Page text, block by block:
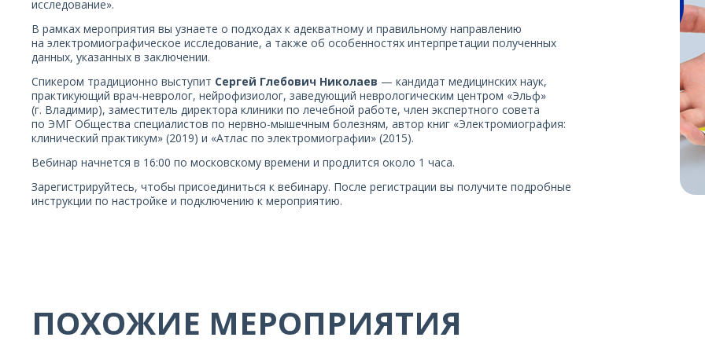
исследование».
В рамках мероприятия вы узнаете о подходах к адекватному и правильному направлению
на электромиографическое исследование, а также об особенностях интерпретации полученных
данных, указанных в заключении.
Спикером традиционно выступит Сергей Глебович Николаев — кандидат медицинских наук,
практикующий врач-невролог, нейрофизиолог, заведующий неврологическим центром «Эльф»
(г. Владимир), заместитель директора клиники по лечебной работе, член экспертного совета
по ЭМГ Общества специалистов по нервно-мышечным болезням, автор книг «Электромиография:
клинический практикум» (2019) и «Атлас по электромиографии» (2015).
Вебинар начнется в 16:00 по московскому времени и продлится около 1 часа.
Зарегистрируйтесь, чтобы присоединиться к вебинару. После регистрации вы получите подробные
инструкции по настройке и подключению к мероприятию.
ПОХОЖИЕ МЕРОПРИЯТИЯ